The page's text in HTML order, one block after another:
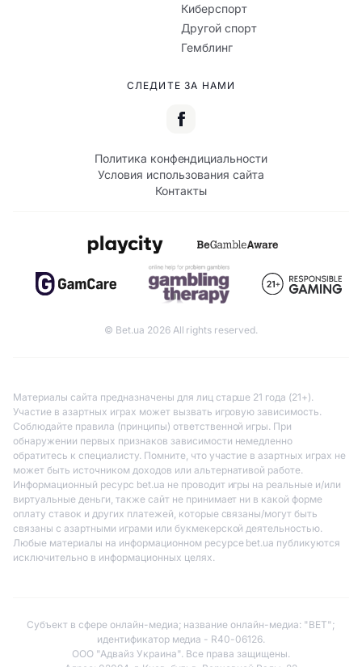
Киберспорт
Другой спорт
Гемблинг
СЛЕДИТЕ ЗА НАМИ
Политика конфендициальности
Условия использования сайта
Контакты
© Bet.ua 2026 All rights reserved.
Материалы сайта предназначены для лиц старше 21 года (21+).
Участие в азартных играх может вызвать игровую зависимость.
Соблюдайте правила (принципы) ответственной игры. При
обнаружении первых признаков зависимости немедленно
обратитесь к специалисту. Помните, что участие в азартных играх не
может быть источником доходов или альтернативой работе.
Информационный ресурс bet.ua не проводит игры на реальные и/или
виртуальные деньги, также сайт не принимает ни в какой форме
оплату ставок и других платежей, которые связаны/могут быть
связаны с азартными играми или букмекерской деятельностью.
Любые материалы на информационном ресурсе bet.ua публикуются
исключительно в информационных целях.
Субъект в сфере онлайн-медиа; название онлайн-медиа: "BET";
идентификатор медиа - R40-06126.
ООО "Адвайз Украина". Все права защищены.